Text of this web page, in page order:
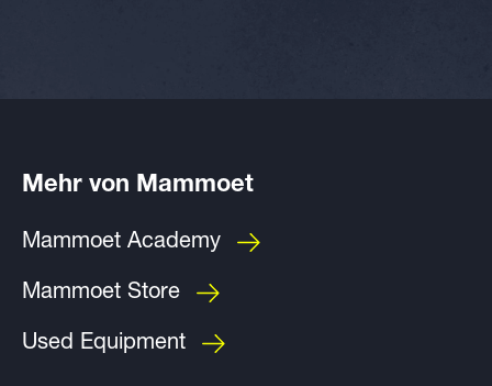
Mehr von Mammoet
Mammoet Academy
Mammoet Store
Used Equipment